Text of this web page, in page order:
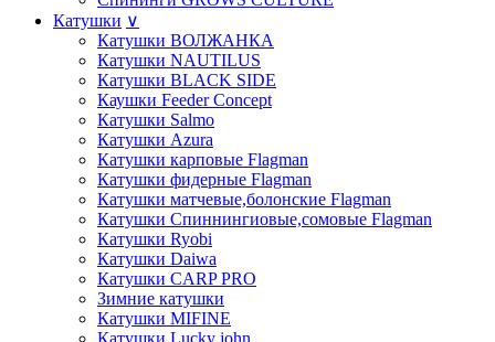
Катушки ∨
Катушки ВОЛЖАНКА
Катушки NAUTILUS
Катушки BLACK SIDE
Каушки Feeder Concept
Катушки Salmo
Катушки Azura
Катушки карповые Flagman
Катушки фидерные Flagman
Катушки матчевые,болонские Flagman
Катушки Спиннингиовые,сомовые Flagman
Катушки Ryobi
Катушки Daiwa
Катушки СARP PRO
Зимние катушки
Катушки MIFINE
Катушки Lucky john